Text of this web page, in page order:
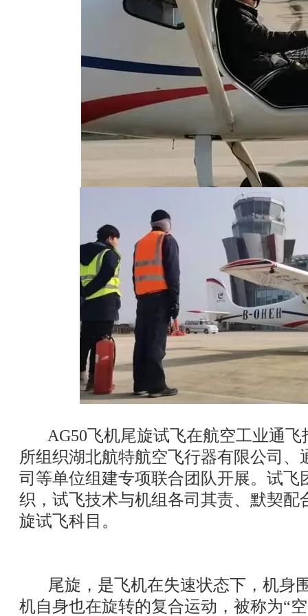
AG50飞机尾旋试飞在航空工业通飞
所组织湖北航特航空飞行器有限公司、
司等单位组建专项联合团队开展。试飞
织，试飞技术与机组各司其责、默契配
旋试飞科目。
尾旋，是飞机在失速状态下，机身
机自身也在旋转的复合运动，被称为“